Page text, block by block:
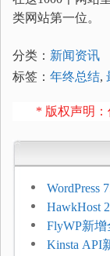
类网站第一位。
分类： 新闻资讯
标签： 年终总结,
* 版权声明：
WordPress
持REST
HawkHost
$2.61/月，
FlyWP新
方便
Kinsta API